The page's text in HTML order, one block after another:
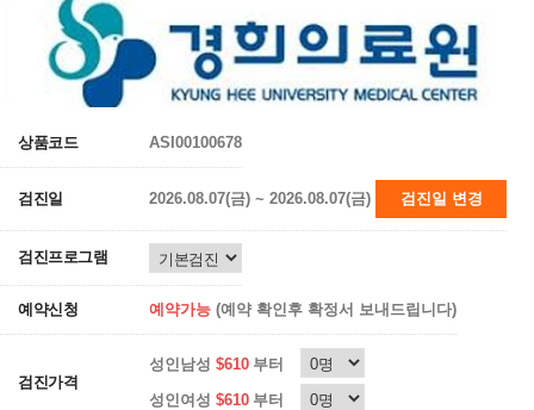
상품코드 ASI00100678
검진일 2026.08.07(금) ~ 2026.08.07(금) 검진일 변경
검진프로그램
예약신청 예약가능 (예약 확인후 확정서 보내드립니다)
검진가격
성인남성 $610 부터
성인여성 $610 부터